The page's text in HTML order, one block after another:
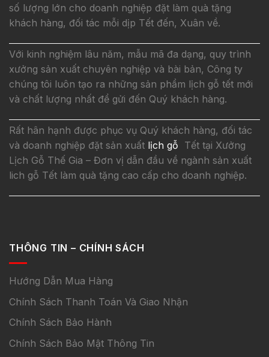
số lượng lớn cho doanh nghiệp đặt làm quà tặng
khách hàng, đối tác mỗi dịp Tết đến, Xuân về.
Với kinh nghiệm lâu năm, mẫu mã đa dạng, quy trình
xưởng sản xuất chuyên nghiệp và bài bản, Công ty
chúng tôi luôn tạo ra những sản phẩm lịch gỗ tết mới
và chất lượng nhất để gửi đến Quý khách hàng.
Rất hân hạnh được phục vụ Quý khách hàng, đối tác
và doanh nghiệp đặt sản xuất lịch gỗ Tết tại Xưởng
Lịch Gỗ Thế Gia – Đơn vị dẫn đầu về ngành sản xuất
lich gỗ Tết làm quà tặng cao cấp cho doanh nghiệp.
THÔNG TIN – CHÍNH SÁCH
Hướng Dẫn Mua Hàng
Chính Sách Thanh Toán Và Giao Nhận
Chính Sách Bảo Hành
Chính Sách Bảo Mật Thông Tin